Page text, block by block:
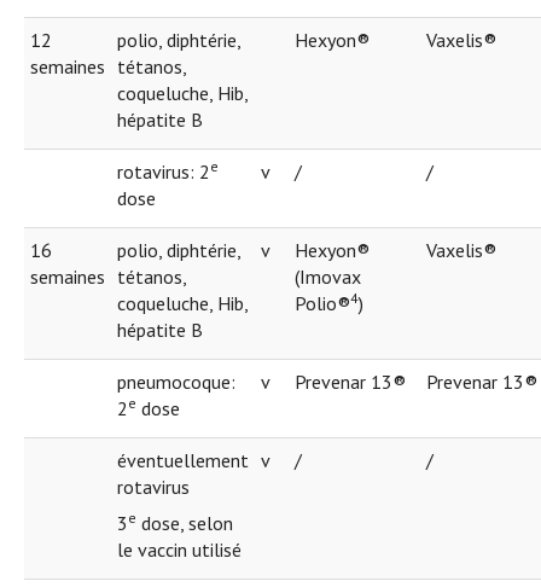
12
semaines
polio, diphtérie,
tétanos,
coqueluche, Hib,
hépatite B
Hexyon® Vaxelis®
rotavirus: 2 e
dose
v / /
16
semaines
polio, diphtérie,
tétanos,
coqueluche, Hib,
hépatite B
v
Hexyon®
(Imovax
Polio®4)
Vaxelis®
pneumocoque:
2 e dose
v Prevenar 13® Prevenar 13®
éventuellement
rotavirus
3 e dose, selon
le vaccin utilisé
v / /